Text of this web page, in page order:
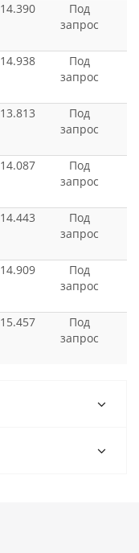
14.390
Под
запрос
14.938
Под
запрос
13.813
Под
запрос
14.087
Под
запрос
14.443
Под
запрос
14.909
Под
запрос
15.457
Под
запрос